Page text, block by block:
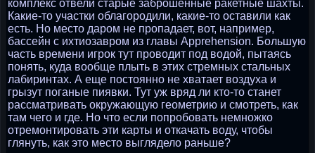
комплекс отвели старые заброшенные ракетные шахты.
Какие-то участки облагородили, какие-то оставили как
есть. Но место даром не пропадает, вот, например,
бассейн с ихтиозавром из главы Apprehension. Большую
часть времени игрок тут проводит под водой, пытаясь
понять, куда вообще плыть в этих стремных стальных
лабиринтах. А еще постоянно не хватает воздуха и
грызут поганые пиявки. Тут уж вряд ли кто-то станет
рассматривать окружающую геометрию и смотреть, как
там чего и где. Но что если попробовать немножко
отремонтировать эти карты и откачать воду, чтобы
глянуть, как это место выглядело раньше?